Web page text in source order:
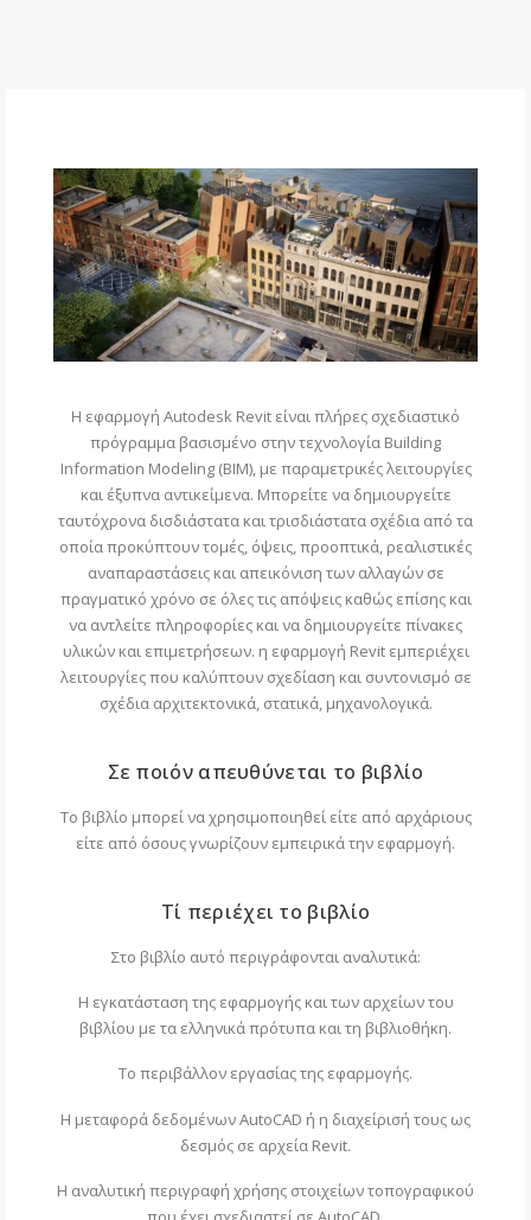
Η εφαρμογή Autodesk Revit είναι πλήρες σχεδιαστικό
πρόγραμμα βασισμένο στην τεχνολογία Building
Information Modeling (BIM), με παραμετρικές λειτουργίες
και έξυπνα αντικείμενα. Μπορείτε να δημιουργείτε
ταυτόχρονα δισδιάστατα και τρισδιάστατα σχέδια από τα
οποία προκύπτουν τομές, όψεις, προοπτικά, ρεαλιστικές
αναπαραστάσεις και απεικόνιση των αλλαγών σε
πραγματικό χρόνο σε όλες τις απόψεις καθώς επίσης και
να αντλείτε πληροφορίες και να δημιουργείτε πίνακες
υλικών και επιμετρήσεων. η εφαρμογή Revit εμπεριέχει
λειτουργίες που καλύπτουν σχεδίαση και συντονισμό σε
σχέδια αρχιτεκτονικά, στατικά, μηχανολογικά.
Σε ποιόν απευθύνεται το βιβλίο
Το βιβλίο μπορεί να χρησιμοποιηθεί είτε από αρχάριους
είτε από όσους γνωρίζουν εμπειρικά την εφαρμογή.
Τί περιέχει το βιβλίο
Στο βιβλίο αυτό περιγράφονται αναλυτικά:
Η εγκατάσταση της εφαρμογής και των αρχείων του
βιβλίου με τα ελληνικά πρότυπα και τη βιβλιοθήκη.
Το περιβάλλον εργασίας της εφαρμογής.
Η μεταφορά δεδομένων AutoCAD ή η διαχείρισή τους ως
δεσμός σε αρχεία Revit.
Η αναλυτική περιγραφή χρήσης στοιχείων τοπογραφικού